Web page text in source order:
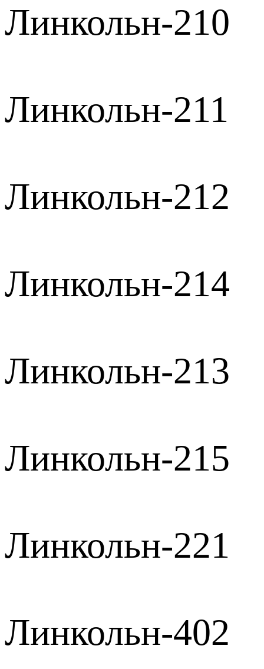
Линкольн-210
Линкольн-211
Линкольн-212
Линкольн-214
Линкольн-213
Линкольн-215
Линкольн-221
Линкольн-402